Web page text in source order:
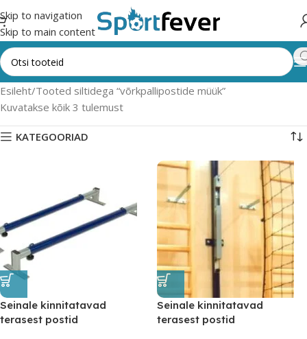
Skip to navigation
Skip to main content
Esileht Tooted siltidega “võrkpallipostide müük”
Kuvatakse kõik 3 tulemust
KATEGOORIAD
Seinale kinnitatavad
terasest postid
Seinale kinnitatavad
terasest postid